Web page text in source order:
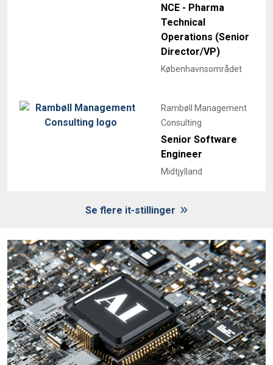
NCE - Pharma
Technical
Operations (Senior
Director/VP)
Københavnsområdet
Rambøll Management
Consulting
Senior Software
Engineer
Midtjylland
Se flere it-stillinger